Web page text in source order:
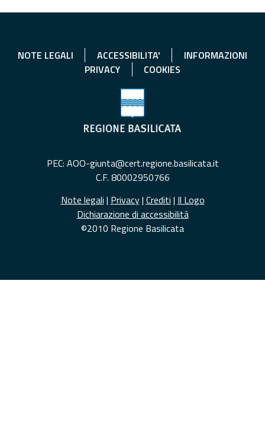
NOTE LEGALI ACCESSIBILITA'
INFORMAZIONI
PRIVACY
COOKIES
PEC: AOO-giunta@cert.regione.basilicata.it
C.F. 80002950766
Note legali | Privacy| Crediti | Il Logo
Dichiarazione di accessibilità
©2010 Regione Basilicata